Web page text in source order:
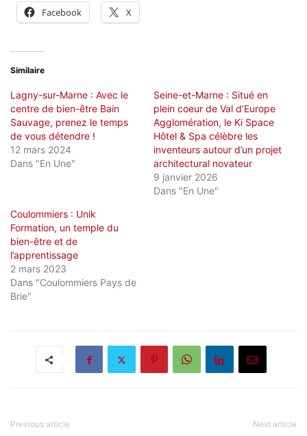
Facebook X
Similaire
Lagny-sur-Marne : Avec le
centre de bien-être Bain
Sauvage, prenez le temps
de vous détendre !
12 mars 2024
Dans "En Une"
Seine-et-Marne : Situé en
plein coeur de Val d’Europe
Agglomération, le Ki Space
Hôtel & Spa célèbre les
inventeurs autour d’un projet
architectural novateur
9 janvier 2026
Dans "En Une"
Coulommiers : Unik
Formation, un temple du
bien-être et de
l’apprentissage
2 mars 2023
Dans "Coulommiers Pays de
Brie"
Previous article Next article